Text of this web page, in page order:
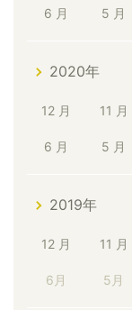
6 月 5 月
2020年
12 月 11 月
6 月 5 月
2019年
12 月 11 月
6月 5月